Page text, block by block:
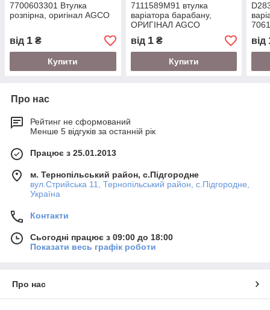
7700603301 Втулка
розпірна, оригінал AGCO
від 1 ₴
Купити
7111589M91 втулка
варіатора барабану,
ОРИГІНАЛ AGCO
від 1₴
Купити
від
Про нас
Рейтинг не сформований
Менше 5 відгуків за останній рік
Працює з 25.01.2013
м. Тернопільський район, с.Підгородне
вул.Стрийська 11, Тернопільський район, с.Підгородне,
Україна
Контакти
Сьогодні працює з 09:00 до 18:00
Показати весь графік роботи
Про нас